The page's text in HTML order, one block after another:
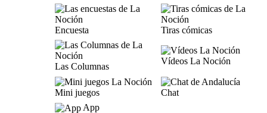
Encuesta Tiras cómicas
Las Columnas
Vídeos La Noción
Mini juegos
Chat
App